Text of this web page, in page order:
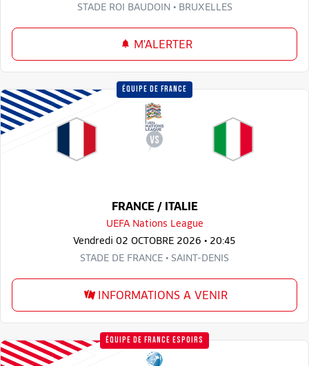
STADE ROI BAUDOIN • BRUXELLES
M'ALERTER
ÉQUIPE DE FRANCE
FRANCE / ITALIE
UEFA Nations League
Vendredi 02 OCTOBRE 2026 • 20:45
STADE DE FRANCE • SAINT-DENIS
INFORMATIONS A VENIR
ÉQUIPE DE FRANCE ESPOIRS